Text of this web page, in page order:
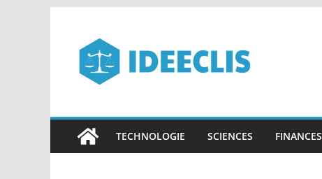
contenu
TECHNOLOGIE SCIENCES FINANCES